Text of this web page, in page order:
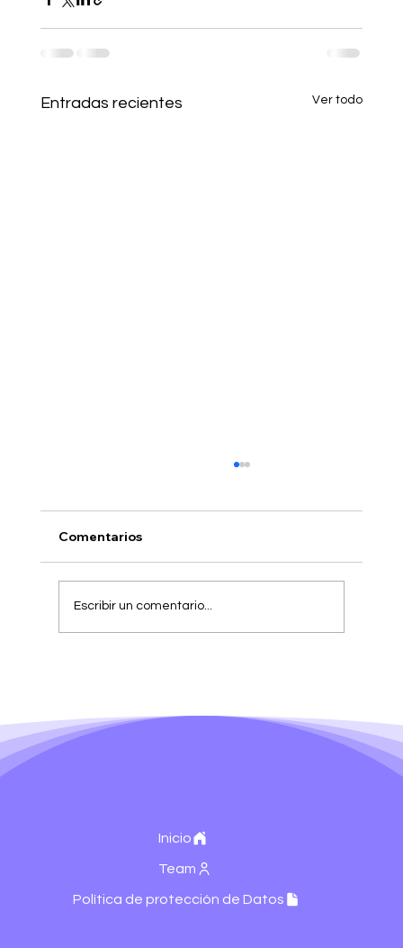
Entradas recientes Ver todo
califique y entregue listos
Comentarios
Escribir un comentario...
Inicio
Team
Política de protección de Datos